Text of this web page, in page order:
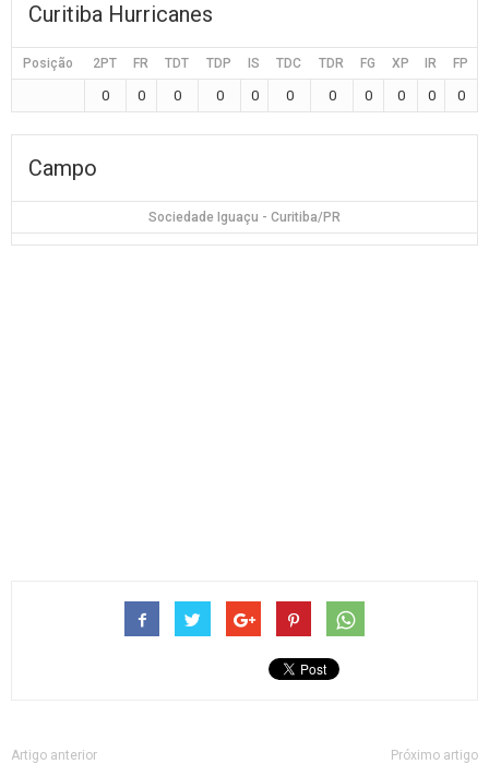
Curitiba Hurricanes
Posição 2PT FR TDT TDP IS TDC TDR FG XP IR FP
0 0 0 0 0 0 0 0 0 0 0
Campo
Sociedade Iguaçu - Curitiba/PR
Artigo anterior Próximo artigo